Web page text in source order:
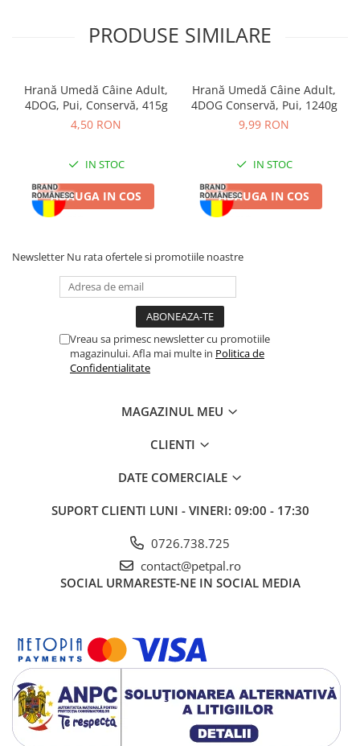
Compoziție Pachet
Câine Adult, Brit Pate &
Meat, Curcan, 6x400g:
INGREDIENTE: curcan 26%, pui 24%, ficat întreg de pui 8%, inimi
somon 0,5%.
CONSTITUENȚI ANALITICI:
proteine 11 %, conţinut de grăsime
Aditivi nutriţionali: vitamina D3 (E671) 250UI,
vitamina E (3a700) 100mg, zinc (3b606) 15mg, fier (E1) 10mg,
mangan (E5) 3mg, iod (3b201) 0,75mg, cupru (E4) 0,5mg, biotină
PRODUSE SIMILARE
Hrană Umedă Câine Adult,
4DOG, Pui, Conservă, 415g
4,50 RON
IN STOC
ADAUGA IN COS
Hrană Umedă Câine Adult,
4DOG Conservă, Pui, 1240g
9,99 RON
IN STOC
ADAUGA IN COS
Newsletter Nu rata ofertele si promotiile noastre
Vreau sa primesc newsletter cu promotiile
magazinului. Afla mai multe in Politica de
Confidentialitate
MAGAZINUL MEU
CLIENTI
DATE COMERCIALE
SUPORT CLIENTI LUNI - VINERI: 09:00 - 17:30
0726.738.725
contact@petpal.ro
SOCIAL URMARESTE-NE IN SOCIAL MEDIA